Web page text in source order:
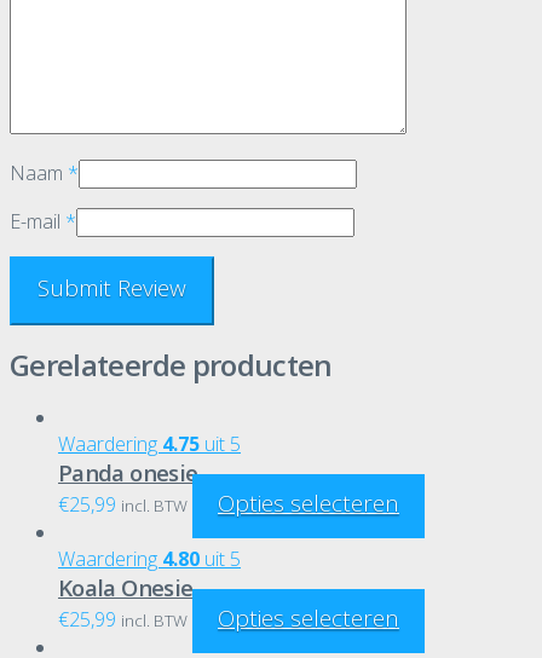
Naam *
E-mail *
Gerelateerde producten
Waardering 4.75 uit 5
Panda onesie
€25,99 incl. BTW Opties selecteren
Waardering 4.80 uit 5
Koala Onesie
€25,99 incl. BTW Opties selecteren